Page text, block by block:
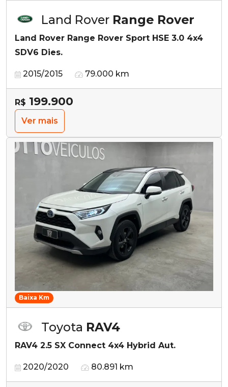
Land Rover Range Rover
Land Rover Range Rover Sport HSE 3.0 4x4
SDV6 Dies.
2015/2015 79.000 km
R$ 199.900
Ver mais
Baixa Km
Toyota RAV4
RAV4 2.5 SX Connect 4x4 Hybrid Aut.
2020/2020 80.891 km